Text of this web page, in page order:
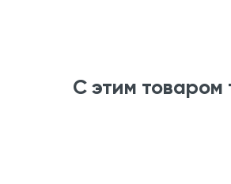
С этим товаром